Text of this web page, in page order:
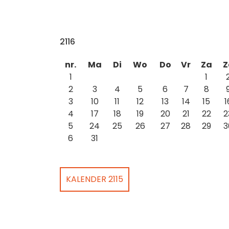
2116
nr.
Ma Di Wo Do Vr Za
1
1
2
3 4 5 6 7 8
3
10 11 12 13 14 15
4
17 18 19 20 21 22
5
24 25 26 27 28 29
6
31
KALENDER 2115